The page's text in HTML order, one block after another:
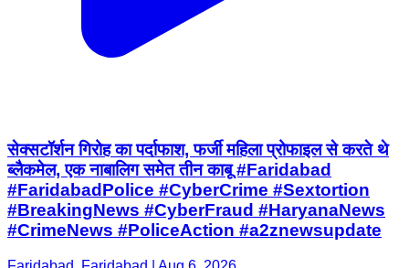
सेक्सटॉर्शन गिरोह का पर्दाफाश, फर्जी महिला प्रोफाइल से करते थे
ब्लैकमेल, एक नाबालिग समेत तीन काबू #Faridabad
#FaridabadPolice #CyberCrime #Sextortion
#BreakingNews #CyberFraud #HaryanaNews
#CrimeNews #PoliceAction #a2znewsupdate